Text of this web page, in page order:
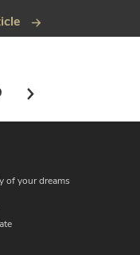
of your dreams